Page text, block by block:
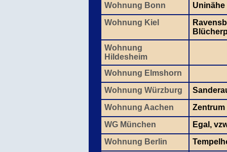
Wohnung Bonn
Uninähe
Wohnung Kiel
Wohnung
Hildesheim
Wohnung Elmshorn
Wohnung Würzburg
Wohnung Aachen
Zentrum
WG München
Egal,
Wohnung Berlin